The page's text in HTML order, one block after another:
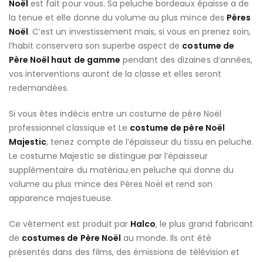
Noël est fait pour vous. Sa peluche bordeaux épaisse a de
la tenue et elle donne du volume au plus mince des Pères
Noël. C’est un investissement mais, si vous en prenez soin,
l’habit conservera son superbe aspect de costume de
Père Noël haut de gamme pendant des dizaines d’années,
vos interventions auront de la classe et elles seront
redemandées.
Si vous êtes indécis entre un costume de père Noël
professionnel classique et Le costume de père Noël
Majestic, tenez compte de l’épaisseur du tissu en peluche.
Le costume Majestic se distingue par l’épaisseur
supplémentaire du matériau en peluche qui donne du
volume au plus mince des Pères Noël et rend son
apparence majestueuse.
Ce vêtement est produit par Halco, le plus grand fabricant
de costumes de Père Noël au monde. Ils ont été
présentés dans des films, des émissions de télévision et